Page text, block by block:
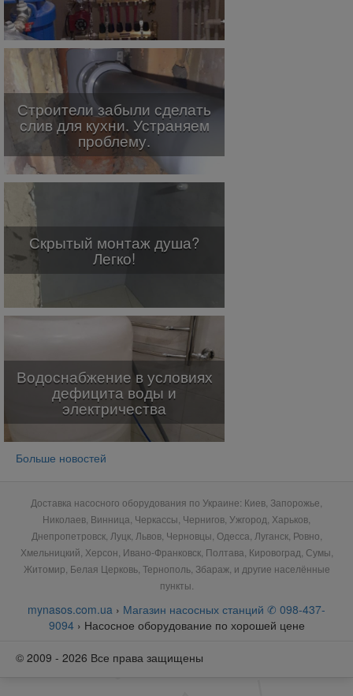
Строители забыли сделать
слив для кухни. Устраняем
проблему.
Скрытый монтаж душа?
Легко!
Водоснабжение в условиях
дефицита воды и
электричества
Больше новостей
Доставка насосного оборудования по Украине: Киев, Запорожье,
Николаев, Винница, Черкассы, Чернигов, Ужгород, Харьков,
Днепропетровск, Луцк, Львов, Черновцы, Одесса, Луганск, Ровно,
Хмельницкий, Херсон, Ивано-Франковск, Полтава, Кировоград, Сумы,
Житомир, Белая Церковь, Тернополь, Збараж, и другие населённые
пункты.
mynasos.com.ua › Магазин насосных станций ✆ 098-437-
9094› Насосное оборудование по хорошей цене
© 2009 - 2026 Все права защищены